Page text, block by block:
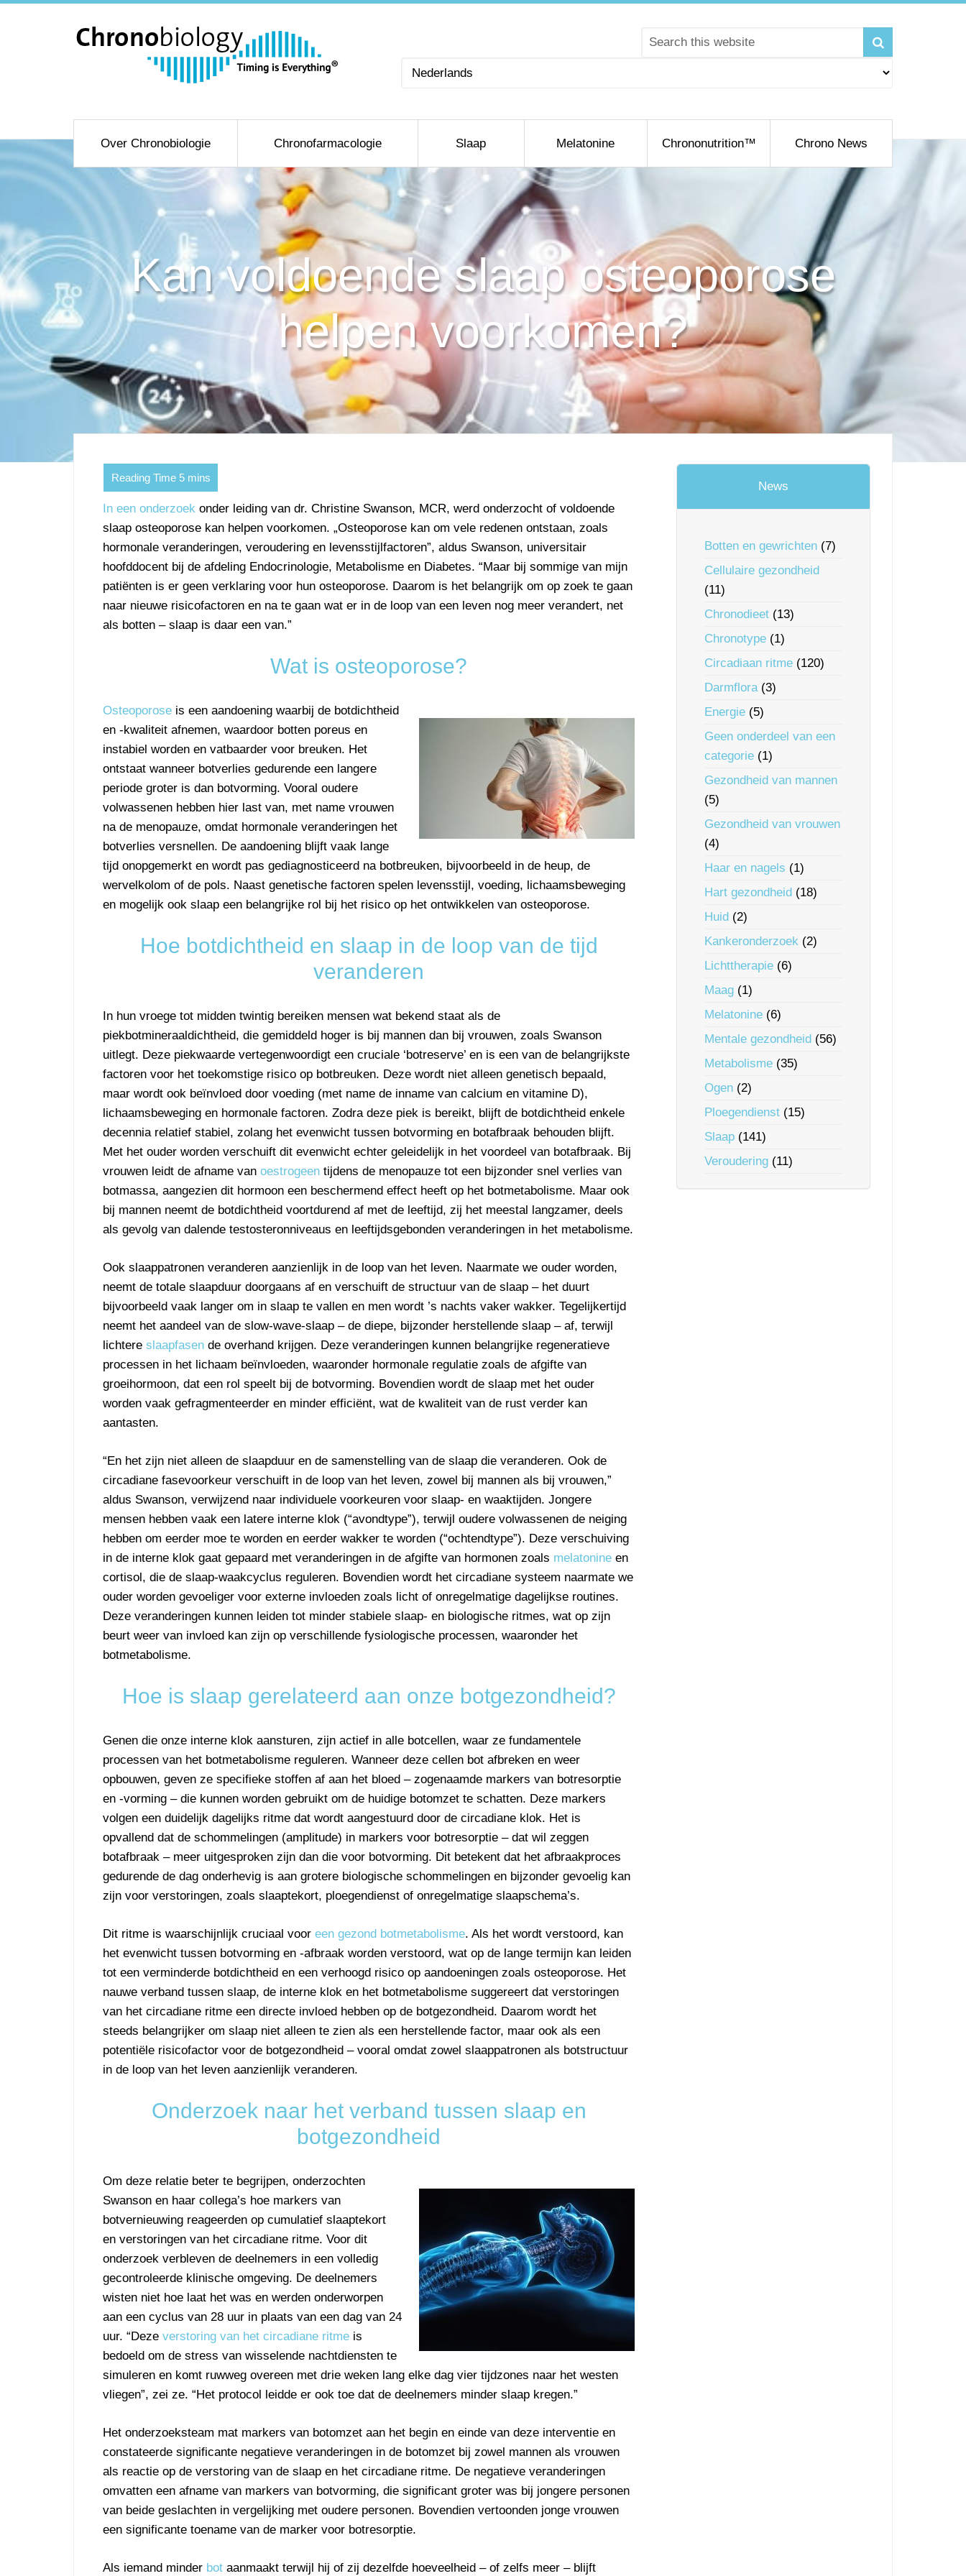
Kies
Over Chronobiologie Chronofarmacologie Slaap Melatonine Chrononutrition™ Chrono News
Kan voldoende slaap osteoporose
helpen voorkomen?
In een onderzoek onder leiding van dr. Christine Swanson, MCR, werd onderzocht of voldoende
slaap osteoporose kan helpen voorkomen. „Osteoporose kan om vele redenen ontstaan, zoals
hormonale veranderingen, veroudering en levensstijlfactoren”, aldus Swanson, universitair
hoofddocent bij de afdeling Endocrinologie, Metabolisme en Diabetes. “Maar bij sommige van mijn
patiënten is er geen verklaring voor hun osteoporose. Daarom is het belangrijk om op zoek te gaan
naar nieuwe risicofactoren en na te gaan wat er in de loop van een leven nog meer verandert, net
als botten – slaap is daar een van.”
Wat is osteoporose?
Osteoporose is een aandoening waarbij de botdichtheid
en -kwaliteit afnemen, waardoor botten poreus en
instabiel worden en vatbaarder voor breuken. Het
ontstaat wanneer botverlies gedurende een langere
periode groter is dan botvorming. Vooral oudere
volwassenen hebben hier last van, met name vrouwen
na de menopauze, omdat hormonale veranderingen het
botverlies versnellen. De aandoening blijft vaak lange
tijd onopgemerkt en wordt pas gediagnosticeerd na botbreuken, bijvoorbeeld in de heup, de
wervelkolom of de pols. Naast genetische factoren spelen levensstijl, voeding, lichaamsbeweging
en mogelijk ook slaap een belangrijke rol bij het risico op het ontwikkelen van osteoporose.
Hoe botdichtheid en slaap in de loop van de tijd
veranderen
In hun vroege tot midden twintig bereiken mensen wat bekend staat als de
piekbotmineraaldichtheid, die gemiddeld hoger is bij mannen dan bij vrouwen, zoals Swanson
uitlegt. Deze piekwaarde vertegenwoordigt een cruciale ‘botreserve’ en is een van de belangrijkste
factoren voor het toekomstige risico op botbreuken. Deze wordt niet alleen genetisch bepaald,
maar wordt ook beïnvloed door voeding (met name de inname van calcium en vitamine D),
lichaamsbeweging en hormonale factoren. Zodra deze piek is bereikt, blijft de botdichtheid enkele
decennia relatief stabiel, zolang het evenwicht tussen botvorming en botafbraak behouden blijft.
Met het ouder worden verschuift dit evenwicht echter geleidelijk in het voordeel van botafbraak. Bij
vrouwen leidt de afname van oestrogeen tijdens de menopauze tot een bijzonder snel verlies van
botmassa, aangezien dit hormoon een beschermend effect heeft op het botmetabolisme. Maar ook
bij mannen neemt de botdichtheid voortdurend af met de leeftijd, zij het meestal langzamer, deels
als gevolg van dalende testosteronniveaus en leeftijdsgebonden veranderingen in het metabolisme.
Ook slaappatronen veranderen aanzienlijk in de loop van het leven. Naarmate we ouder worden,
neemt de totale slaapduur doorgaans af en verschuift de structuur van de slaap – het duurt
bijvoorbeeld vaak langer om in slaap te vallen en men wordt ’s nachts vaker wakker. Tegelijkertijd
neemt het aandeel van de slow-wave-slaap – de diepe, bijzonder herstellende slaap – af, terwijl
lichtere slaapfasen de overhand krijgen. Deze veranderingen kunnen belangrijke regeneratieve
processen in het lichaam beïnvloeden, waaronder hormonale regulatie zoals de afgifte van
groeihormoon, dat een rol speelt bij de botvorming. Bovendien wordt de slaap met het ouder
worden vaak gefragmenteerder en minder efficiënt, wat de kwaliteit van de rust verder kan
aantasten.
“En het zijn niet alleen de slaapduur en de samenstelling van de slaap die veranderen. Ook de
circadiane fasevoorkeur verschuift in de loop van het leven, zowel bij mannen als bij vrouwen,”
aldus Swanson, verwijzend naar individuele voorkeuren voor slaap- en waaktijden. Jongere
mensen hebben vaak een latere interne klok (“avondtype”), terwijl oudere volwassenen de neiging
hebben om eerder moe te worden en eerder wakker te worden (“ochtendtype”). Deze verschuiving
in de interne klok gaat gepaard met veranderingen in de afgifte van hormonen zoals melatonine en
cortisol, die de slaap-waakcyclus reguleren. Bovendien wordt het circadiane systeem naarmate we
ouder worden gevoeliger voor externe invloeden zoals licht of onregelmatige dagelijkse routines.
Deze veranderingen kunnen leiden tot minder stabiele slaap- en biologische ritmes, wat op zijn
beurt weer van invloed kan zijn op verschillende fysiologische processen, waaronder het
botmetabolisme.
Hoe is slaap gerelateerd aan onze botgezondheid?
Genen die onze interne klok aansturen, zijn actief in alle botcellen, waar ze fundamentele
processen van het botmetabolisme reguleren. Wanneer deze cellen bot afbreken en weer
opbouwen, geven ze specifieke stoffen af aan het bloed – zogenaamde markers van botresorptie
en -vorming – die kunnen worden gebruikt om de huidige botomzet te schatten. Deze markers
volgen een duidelijk dagelijks ritme dat wordt aangestuurd door de circadiane klok. Het is
opvallend dat de schommelingen (amplitude) in markers voor botresorptie – dat wil zeggen
botafbraak – meer uitgesproken zijn dan die voor botvorming. Dit betekent dat het afbraakproces
gedurende de dag onderhevig is aan grotere biologische schommelingen en bijzonder gevoelig kan
zijn voor verstoringen, zoals slaaptekort, ploegendienst of onregelmatige slaapschema’s.
Dit ritme is waarschijnlijk cruciaal voor een gezond botmetabolisme. Als het wordt verstoord, kan
het evenwicht tussen botvorming en -afbraak worden verstoord, wat op de lange termijn kan leiden
tot een verminderde botdichtheid en een verhoogd risico op aandoeningen zoals osteoporose. Het
nauwe verband tussen slaap, de interne klok en het botmetabolisme suggereert dat verstoringen
van het circadiane ritme een directe invloed hebben op de botgezondheid. Daarom wordt het
steeds belangrijker om slaap niet alleen te zien als een herstellende factor, maar ook als een
potentiële risicofactor voor de botgezondheid – vooral omdat zowel slaappatronen als botstructuur
in de loop van het leven aanzienlijk veranderen.
Onderzoek naar het verband tussen slaap en
botgezondheid
Om deze relatie beter te begrijpen, onderzochten
Swanson en haar collega’s hoe markers van
botvernieuwing reageerden op cumulatief slaaptekort
en verstoringen van het circadiane ritme. Voor dit
onderzoek verbleven de deelnemers in een volledig
gecontroleerde klinische omgeving. De deelnemers
wisten niet hoe laat het was en werden onderworpen
aan een cyclus van 28 uur in plaats van een dag van 24
uur. “Deze verstoring van het circadiane ritme is
bedoeld om de stress van wisselende nachtdiensten te
simuleren en komt ruwweg overeen met drie weken lang elke dag vier tijdzones naar het westen
vliegen”, zei ze. “Het protocol leidde er ook toe dat de deelnemers minder slaap kregen.”
Het onderzoeksteam mat markers van botomzet aan het begin en einde van deze interventie en
constateerde significante negatieve veranderingen in de botomzet bij zowel mannen als vrouwen
als reactie op de verstoring van de slaap en het circadiane ritme. De negatieve veranderingen
omvatten een afname van markers van botvorming, die significant groter was bij jongere personen
van beide geslachten in vergelijking met oudere personen. Bovendien vertoonden jonge vrouwen
een significante toename van de marker voor botresorptie.
Als iemand minder bot aanmaakt terwijl hij of zij dezelfde hoeveelheid – of zelfs meer – blijft
News
Botten en gewrichten (7)
Cellulaire gezondheid
(11)
Chronodieet (13)
Chronotype (1)
Circadiaan ritme (120)
Darmflora(3)
Energie (5)
Geen onderdeel van een
categorie (1)
Gezondheid van mannen
(5)
Gezondheid van vrouwen
(4)
Haar en nagels (1)
Hart gezondheid (18)
Huid (2)
Kankeronderzoek (2)
Lichttherapie (6)
Maag (1)
Melatonine (6)
Mentale gezondheid (56)
Metabolisme (35)
Ogen (2)
Ploegendienst (15)
Slaap (141)
Veroudering (11)